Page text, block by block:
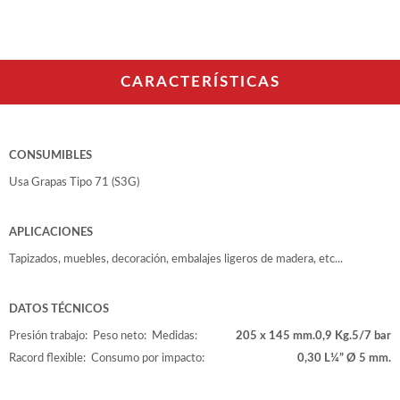
Escuadradoras WP
BRICO OK
Turbinas de pintar
Pistolas de pintar
Ofertas y oportunidades
CARACTERÍSTICAS
CONSUMIBLES
Usa Grapas Tipo 71 (S3G)
APLICACIONES
Tapizados, muebles, decoración, embalajes ligeros de madera, etc...
DATOS TÉCNICOS
Presión trabajo: 5/7 bar
Peso neto: 0,9 Kg.
Medidas: 205 x 145 mm.
Racord flexible: ¼” Ø 5 mm.
Consumo por impacto: 0,30 L